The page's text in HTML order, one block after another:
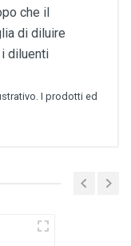
che il
di diluire
diluenti
I prodotti ed